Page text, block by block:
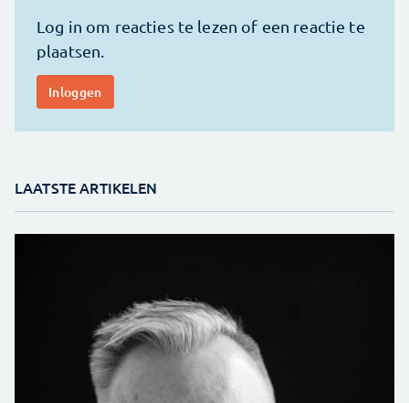
LAATSTE ARTIKELEN